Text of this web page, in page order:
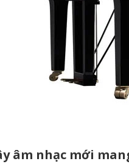
âm nhạc mới